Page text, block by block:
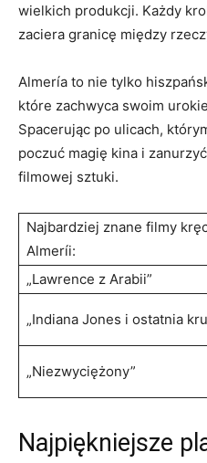
wielkich produkcji.⁣ Każdy
zaciera granicę między
Almería to⁤ nie tylko
które zachwyca swoim
Spacerując po ulicach,
poczuć magię kina i
filmowej sztuki.
Najbardziej znane filmy⁣
Almeríi:
„Lawrence z Arabii”
„Indiana Jones i ostatnia
„Niezwyciężony”
Najpiękniejsze